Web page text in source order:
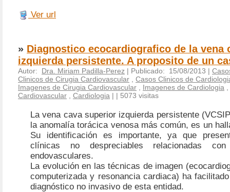
Ver url
» Diagnostico ecocardiografico de la vena
izquierda persistente. A proposito de un
Autor: Dra. Miriam Padilla-Perez | Publicado: 15/08/2013 |
Clinicos de Cirugia Cardiovascular
Casos Clinicos de
Imagenes de Cirugia Cardiovascular
Imagenes de Cardiologia
Cardiovascular
Cardiologia | | 5073 visitas
La vena cava superior izquierda persistente
la anomalía torácica venosa más común, es un
Su identificación es importante, ya que
clínicas no despreciables relacionadas con
endovasculares.
La evolución en las técnicas de imagen
computerizada y resonancia cardiaca) ha
diagnóstico no invasivo de esta entidad.